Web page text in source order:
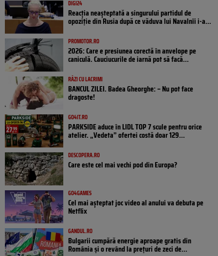
DIGI24
Reacția neașteptată a singurului partidul de
opoziţie din Rusia după ce văduva lui Navalnîi i-a...
PROMOTOR.RO
2026: Care e presiunea corectă în anvelope pe
caniculă. Cauciucurile de iarnă pot să facă...
RÂZI CU LACRIMI
BANCUL ZILEI. Badea Gheorghe: – Nu pot face
dragoste!
GO4IT.RO
PARKSIDE aduce în LIDL TOP 7 scule pentru orice
atelier. „Vedeta” ofertei costă doar 129...
DESCOPERA.RO
Care este cel mai vechi pod din Europa?
GO4GAMES
Cel mai așteptat joc video al anului va debuta pe
Netflix
GANDUL.RO
Bulgarii cumpără energie aproape gratis din
România și o revând la prețuri de zeci de...